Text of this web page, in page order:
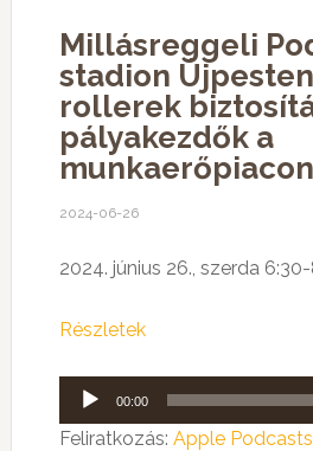
Millásreggeli
stadion
rollerek
pályakezdők a
munkaerőpiacon
2024-06-26
2024. június 26., szerda
Részletek
Audió
lejátszó
00:00
Feliratkozás: Apple Podcasts